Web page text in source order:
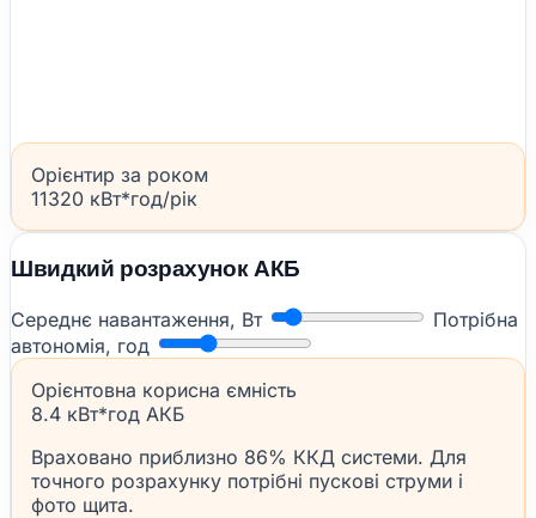
Орієнтир за роком
11320 кВт*год/рік
Швидкий розрахунок АКБ
Середнє навантаження, Вт
Потрібна
автономія, год
Орієнтовна корисна ємність
8.4 кВт*год АКБ
Враховано приблизно 86% ККД системи. Для
точного розрахунку потрібні пускові струми і
фото щита.